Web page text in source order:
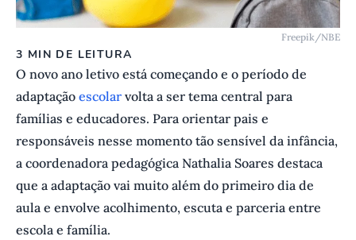
Freepik/NBE
3 MIN DE LEITURA
O novo ano letivo está começando e o período de
adaptação escolar volta a ser tema central para
famílias e educadores. Para orientar pais e
responsáveis nesse momento tão sensível da infância,
a coordenadora pedagógica Nathalia Soares destaca
que a adaptação vai muito além do primeiro dia de
aula e envolve acolhimento, escuta e parceria entre
escola e família.